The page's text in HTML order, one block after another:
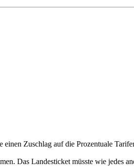
Zuschlag auf die Prozentuale
Das Landesticket müsste wie jedes